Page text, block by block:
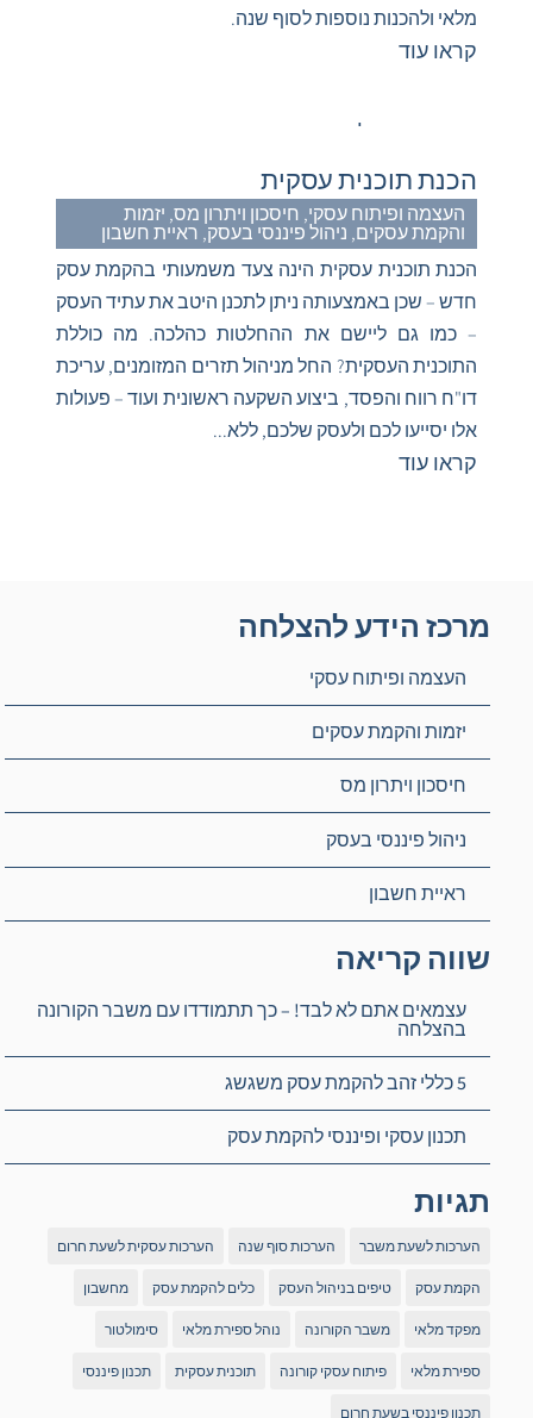
מרכז הידע להצלחה
העצמה ופיתוח עסקי
יזמות והקמת עסקים
חיסכון ויתרון מס
ניהול פיננסי בעסק
ראיית חשבון
שווה קריאה
עצמאים אתם לא לבד! – כך תתמודדו עם משבר הקורונה
בהצלחה
5 כללי זהב להקמת עסק משגשג
תכנון עסקי ופיננסי להקמת עסק
תגיות
הערכות לשעת משבר הערכות סוף שנה הערכות עסקית לשעת חרום
הקמת עסק טיפים בניהול העסק כלים להקמת עסק מחשבון
מפקד מלאי משבר הקורונה נוהל ספירת מלאי סימולטור
ספירת מלאי פיתוח עסקי קורונה תוכנית עסקית תכנון פיננסי
תכנון פיננסי בשעת חרום
מלאי ולהכנות נוספות לסוף שנה.
קראו עוד
הכנת תוכנית עסקית
העצמה ופיתוח עסקי, חיסכון ויתרון מס, יזמות
והקמת עסקים, ניהול פיננסי בעסק, ראיית חשבון
הכנת תוכנית עסקית הינה צעד משמעותי בהקמת עסק
חדש – שכן באמצעותה ניתן לתכנן היטב את עתיד העסק
– כמו גם ליישם את ההחלטות כהלכה. מה כוללת
התוכנית העסקית? החל מניהול תזרים המזומנים, עריכת
דו"ח רווח והפסד, ביצוע השקעה ראשונית ועוד – פעולות
אלו יסייעו לכם ולעסק שלכם, ללא...
קראו עוד